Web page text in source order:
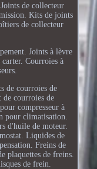
de collecteur
Kits de joints
de collecteur
Joints à lèvre
Courroies à
de courroies de
de courroies de
compresseur à
pour climatisation.
d'huile de moteur.
Liquides de
Freins de
plaquettes de freins.
de frein.